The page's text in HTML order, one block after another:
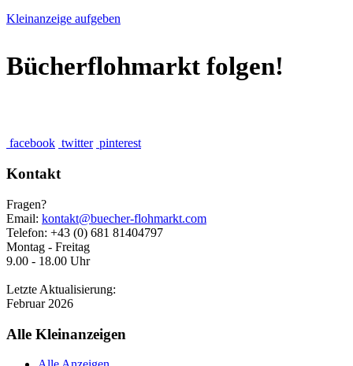
Kleinanzeige aufgeben
Bücherflohmarkt folgen!
facebook twitter pinterest
Kontakt
Fragen?
Email: kontakt@buecher-flohmarkt.com
Telefon: +43 (0) 681 81404797
Montag - Freitag
9.00 - 18.00 Uhr
Letzte Aktualisierung:
Februar 2026
Alle Kleinanzeigen